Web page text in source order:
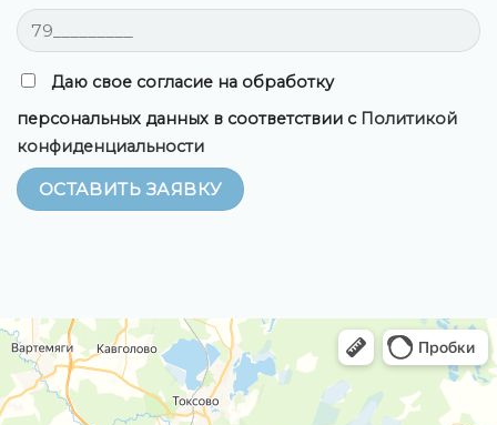
Даю свое согласие на обработку
персональных данных в соответствии с Политикой
конфиденциальности